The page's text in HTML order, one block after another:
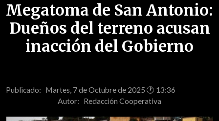
Megatoma de San Antonio:
Dueños del terreno acusan
inacción del Gobierno
Publicado: Martes, 7 de Octubre de 2025 🕐 13:36
Autor: Redacción Cooperativa